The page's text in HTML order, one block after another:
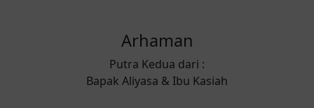
Arhaman
Putra Kedua dari :
Bapak Aliyasa & Ibu Kasiah